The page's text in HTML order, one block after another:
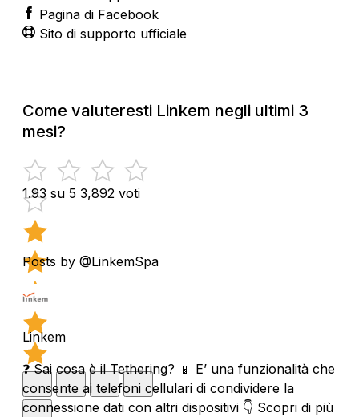
Pagina di Facebook
Sito di supporto ufficiale
Come valuteresti Linkem negli ultimi 3
mesi?
1.93 su 5 3,892 voti
Posts by @LinkemSpa
Linkem
❓ Sai cosa è il Tethering? 📱 E’ una funzionalità che
consente ai telefoni cellulari di condividere la
connessione dati con altri dispositivi 👇 Scopri di più